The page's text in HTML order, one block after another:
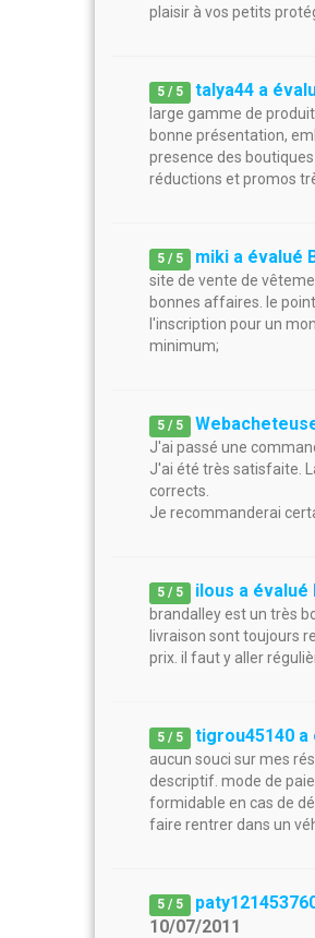
plaisir à vos petits
5 / 5 talya44 a
large gamme de
bonne présentation,
presence des
réductions et promos
5 / 5 miki a évalué
site de vente de
bonnes affaires. le
l'inscription pour un
minimum;
5 / 5
J'ai passé une
J'ai été très satisfaite.
corrects.
Je recommanderai
5 / 5 ilous a évalué
brandalley est un très
livraison sont toujours
prix. il faut y aller
5 / 5 tigrou45140 a
aucun souci sur mes
descriptif. mode de
formidable en cas de
faire rentrer dans un
5 / 5
10/07/2011